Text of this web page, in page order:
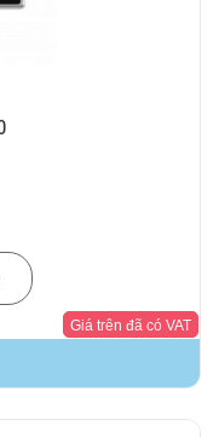
Giá trên đã có VAT